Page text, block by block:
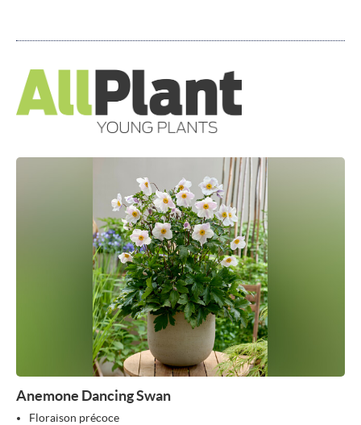
Anemone Dancing Swan
Floraison précoce